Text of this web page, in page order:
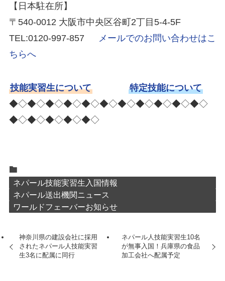
【日本駐在所】
〒540-0012 大阪市中央区谷町2丁目5-4-5F
TEL:0120-997-857
メールでのお問い合わせはこ
ちらへ
技能実習生について
特定技能について
◆◇◆◇◆◇◆◇◆◇◆◇◆◇◆◇◆◇◆◇◆◇
◆◇◆◇◆◇◆◇◆◇
ネパール技能実習生入国情報
ネパール送出機関ニュース
ワールドフェーバーお知らせ
神奈川県の建設会社に採用
されたネパール人技能実習
生3名に配属に同行
ネパール人技能実習生10名
が無事入国！兵庫県の食品
加工会社へ配属予定